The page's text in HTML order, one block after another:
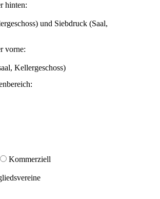
hinten:
und Siebdruck (Saal,
vorne:
Kellergeschoss)
Kommerziell